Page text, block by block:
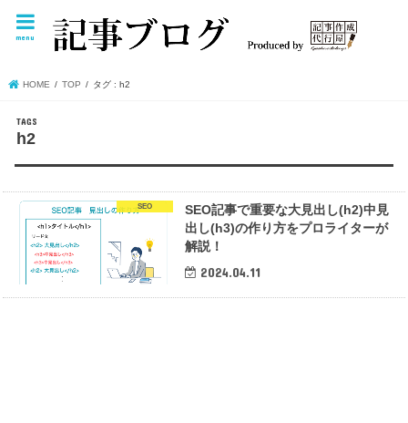
menu
HOME TOP タグ : h2
h2
SEO
SEO記事で重要な大見出し(h2)中見
出し(h3)の作り方をプロライターが
解説！
2024.04.11